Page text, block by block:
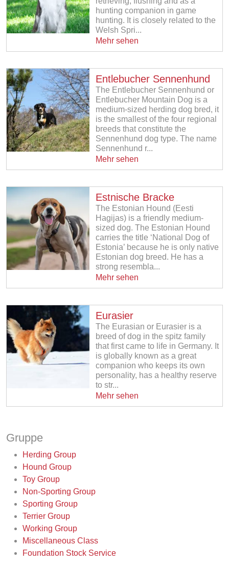
hunting companion in game
hunting. It is closely related to the
Welsh Spri...
Mehr sehen
Entlebucher Sennenhund
The Entlebucher Sennenhund or
Entlebucher Mountain Dog is a
medium-sized herding dog bred, it
is the smallest of the four regional
breeds that constitute the
Sennenhund dog type. The name
Sennenhund r...
Mehr sehen
Estnische Bracke
The Estonian Hound (Eesti
Hagijas) is a friendly medium-
sized dog. The Estonian Hound
carries the title ‘National Dog of
Estonia’ because he is only native
Estonian dog breed. He has a
strong resembla...
Mehr sehen
Eurasier
The Eurasian or Eurasier is a
breed of dog in the spitz family
that first came to life in Germany. It
is globally known as a great
companion who keeps its own
personality, has a healthy reserve
to str...
Mehr sehen
Gruppe
Herding Group
Hound Group
Toy Group
Non-Sporting Group
Sporting Group
Terrier Group
Working Group
Miscellaneous Class
Foundation Stock Service